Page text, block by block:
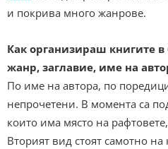
и покрива много жанрове.
Как организираш книгите в
жанр, заглавие, име на
По име на автора, по
непрочетени. В момента са
които има място на
Вторият вид стоят самотно